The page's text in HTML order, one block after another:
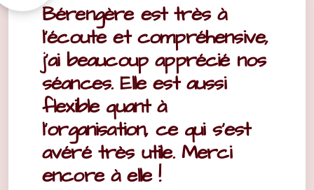
Bérengère est très à
l'écoute et compréhensive,
j'ai beaucoup apprécié nos
séances. Elle est aussi
flexible quant à
l'organisation, ce qui s'est
avéré très utile. Merci
encore à elle !